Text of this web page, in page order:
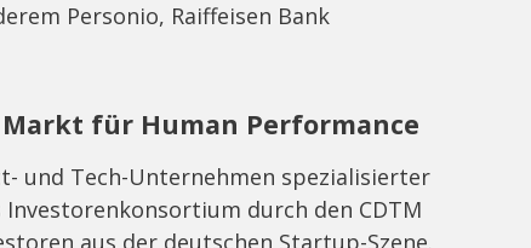
Personio, Raiffeisen Bank
für Human Performance
und Tech-Unternehmen spezialisierter
durch den CDTM
aus der deutschen Startup-Szene.